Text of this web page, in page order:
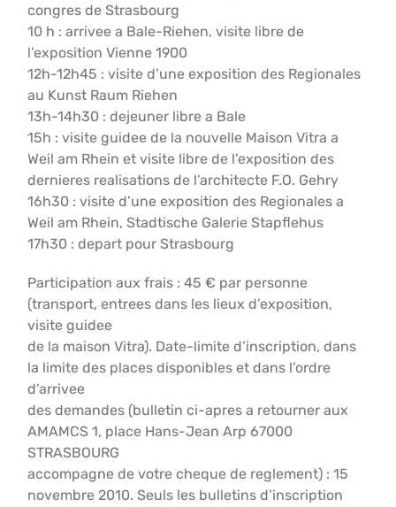
congres de Strasbourg
10 h : arrivee a Bale-Riehen, visite libre de
l’exposition Vienne 1900
12h-12h45 : visite d’une exposition des Regionales
au Kunst Raum Riehen
13h-14h30 : dejeuner libre a Bale
15h : visite guidee de la nouvelle Maison Vitra a
Weil am Rhein et visite libre de l’exposition des
dernieres realisations de l’architecte F.O. Gehry
16h30 : visite d’une exposition des Regionales a
Weil am Rhein, Stadtische Galerie Stapflehus
17h30 : depart pour Strasbourg
Participation aux frais : 45 € par personne
(transport, entrees dans les lieux d’exposition,
visite guidee
de la maison Vitra). Date-limite d’inscription, dans
la limite des places disponibles et dans l’ordre
d’arrivee
des demandes (bulletin ci-apres a retourner aux
AMAMCS 1, place Hans-Jean Arp 67000
STRASBOURG
accompagne de votre cheque de reglement) : 15
novembre 2010. Seuls les bulletins d’inscription